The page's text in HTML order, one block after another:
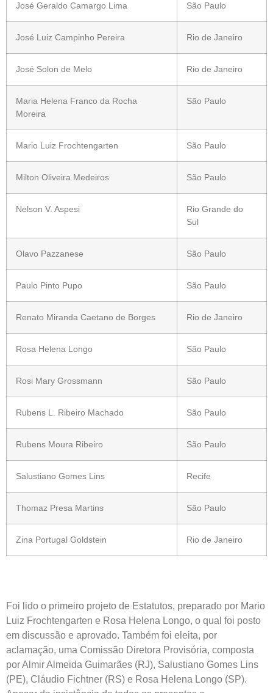
José Geraldo Camargo Lima São Paulo
José Luiz Campinho Pereira Rio de Janeiro
José Solon de Melo Rio de Janeiro
Maria Helena Franco da Rocha
Moreira
São Paulo
Mario Luiz Frochtengarten São Paulo
Milton Oliveira Medeiros São Paulo
Nelson V. Aspesi
Rio Grande do
Sul
Olavo Pazzanese São Paulo
Paulo Pinto Pupo São Paulo
Renato Miranda Caetano de Borges Rio de Janeiro
Rosa Helena Longo São Paulo
Rosi Mary Grossmann São Paulo
Rubens L. Ribeiro Machado São Paulo
Rubens Moura Ribeiro São Paulo
Salustiano Gomes Lins Recife
Thomaz Presa Martins São Paulo
Zina Portugal Goldstein Rio de Janeiro
Foi lido o primeiro projeto de Estatutos, preparado por Mario
Luiz Frochtengarten e Rosa Helena Longo, o qual foi posto
em discussão e aprovado. Também foi eleita, por
aclamação, uma Comissão Diretora Provisória, composta
por Almir Almeida Guimarães (RJ), Salustiano Gomes Lins
(PE), Cláudio Fichtner (RS) e Rosa Helena Longo (SP).